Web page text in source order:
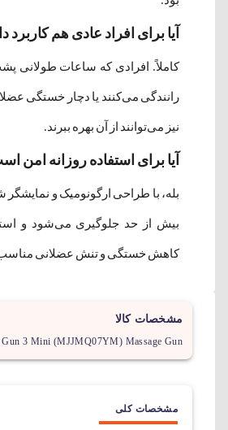
آیا برای افراد عادی هم کاربرد
کاملاً. افرادی که ساعات طولانی
رانندگی می‌کنند یا دچار خستگی
نیز می‌توانند از آن بهره ببرند.
آیا برای استفاده روزانه امن
بله، با طراحی ارگونومیک و
بیش از حد جلوگیری می‌شود و
کاهش خستگی و تنش عضلانی
مشخصات کالا
3 Mini (MJJMQ07YM) Massage Gun
مشخصات کلی